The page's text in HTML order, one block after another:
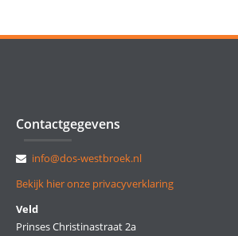
Contactgegevens
info@dos-westbroek.nl
Bekijk hier onze privacyverklaring
Veld
Prinses Christinastraat 2a